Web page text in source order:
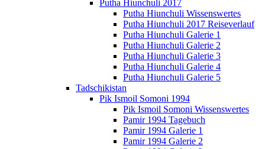
Putha Hiunchuli 2017
Putha Hiunchuli Wissenswertes
Putha Hiunchuli 2017 Reiseverlauf
Putha Hiunchuli Galerie 1
Putha Hiunchuli Galerie 2
Putha Hiunchuli Galerie 3
Putha Hiunchuli Galerie 4
Putha Hiunchuli Galerie 5
Tadschikistan
Pik Ismoil Somoni 1994
Pik Ismoil Somoni Wissenswertes
Pamir 1994 Tagebuch
Pamir 1994 Galerie 1
Pamir 1994 Galerie 2